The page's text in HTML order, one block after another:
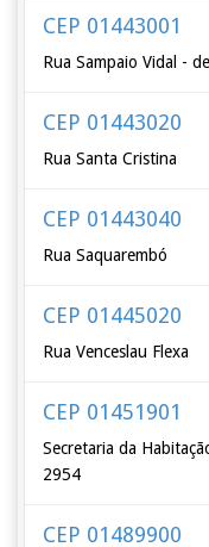
CEP 01443001
Rua Sampaio Vidal -
CEP 01443020
Rua Santa Cristina
CEP 01443040
Rua Saquarembó
CEP 01445020
Rua Venceslau Flexa
CEP 01451901
Secretaria da
2954
CEP 01489900